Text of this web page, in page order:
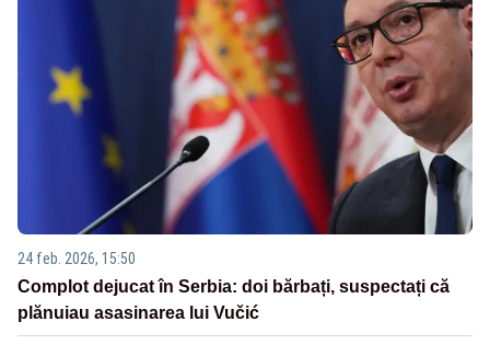
24 feb. 2026, 15:50
Complot dejucat în Serbia: doi bărbați, suspectați că
plănuiau asasinarea lui Vučić